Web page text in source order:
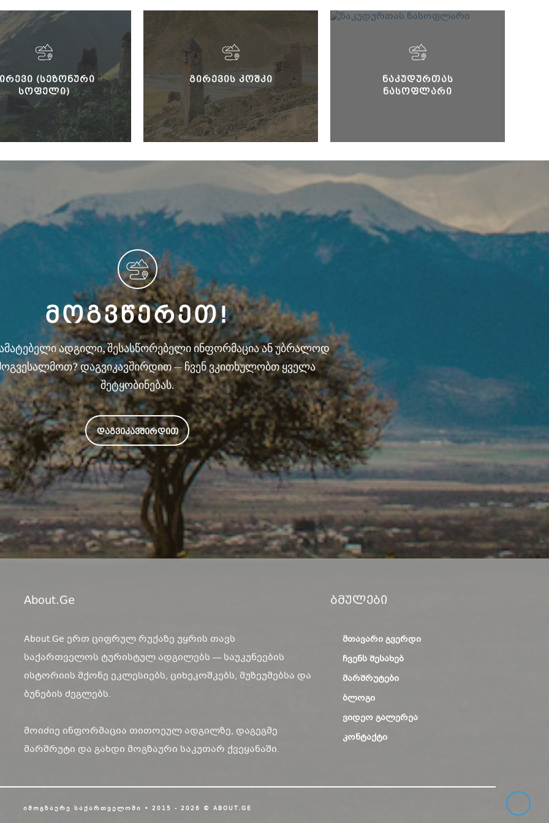
(ᲡᲔᲖᲝᲜᲣᲠᲘ
ᲡᲝᲤᲔᲚᲘ)
ᲒᲘᲠᲔᲕᲘᲡ ᲙᲝᲨᲙᲘ
ᲜᲐᲙᲣᲓᲣᲠᲗᲐᲡ
ᲜᲐᲡᲝᲤᲚᲐᲠᲘ
ᲛᲝᲒᲕᲬᲔᲠᲔᲗ!
ადგილი, შესასწორებელი ინფორმაცია ან უბრალოდ
დაგვიკავშირდით — ჩვენ ვკითხულობთ ყველა
შეტყობინებას.
ᲓᲐᲒᲕᲘᲙᲐᲕᲨᲘᲠᲓᲘᲗ
About.ge
About.Ge ერთ ციფრულ რუქაზე უყრის თავს
საქართველოს ტურისტულ ადგილებს — საუკუნეების
ისტორიის მქონე ეკლესიებს, ციხეკოშკებს, მუზეუმებსა და
ბუნების ძეგლებს.
მოიძიე ინფორმაცია თითოეულ ადგილზე, დაგეგმე
მარშრუტი და გახდი მოგზაური საკუთარ ქვეყანაში.
Ბმულები
ᲛᲗᲐᲕᲐᲠᲘ ᲒᲕᲔᲠᲓᲘ
ᲩᲕᲔᲜᲡ ᲨᲔᲡᲐᲮᲔᲑ
ᲛᲐᲠᲨᲠᲣᲢᲔᲑᲘ
ᲑᲚᲝᲒᲘ
ᲕᲘᲓᲔᲝ ᲒᲐᲚᲔᲠᲔᲐ
ᲙᲝᲜᲢᲐᲥᲢᲘ
ᲘᲛᲝᲒᲖᲐᲣᲠᲔ ᲡᲐᲥᲐᲠᲗᲕᲔᲚᲝᲨᲘ • 2015 - 2026 © ABOUT.GE